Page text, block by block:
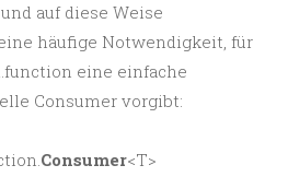
auf diese Weise
häufige Notwendigkeit, für
eine einfache
Consumer vorgibt:
Consumer<T>